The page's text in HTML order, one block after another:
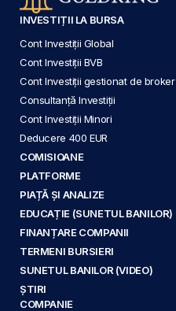
INVESTIȚII LA BURSA
Cont Investiții Global
Cont Investiții BVB
Cont Investiții gestionat de broker
Consultanță Investiții
Cont Investiții Minori
Deducere 400 EUR
COMISIOANE
PLATFORME
PIAȚĂ ȘI ANALIZE
EDUCAȚIE (SUNETUL BANILOR)
FINANȚARE COMPANII
TERMENI BURSIERI
SUNETUL BANILOR (VIDEO)
ȘTIRI
COMPANIE